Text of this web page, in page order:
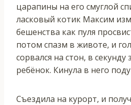
царапины на его смуглой
ласковый котик Максим
бешенства как пуля
потом спазм в животе, и
сорвался на стон, в секунду
ребёнок. Кинула в него
Съездила на курорт, и